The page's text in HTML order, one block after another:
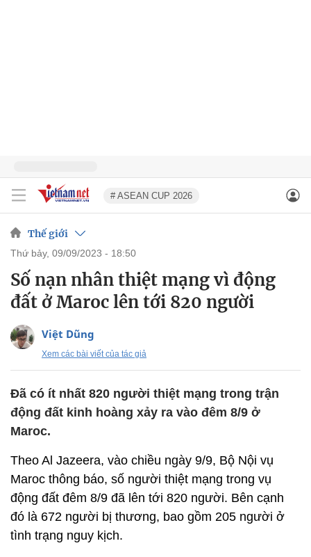
# ASEAN CUP 2026
Thế giới
thứ bảy, 09/09/2023 - 18:50
Số nạn nhân thiệt mạng vì động
đất ở Maroc lên tới 820 người
Việt Dũng
Xem các bài viết của tác giả
Đã có ít nhất 820 người thiệt mạng trong trận
động đất kinh hoàng xảy ra vào đêm 8/9 ở
Maroc.
Theo Al Jazeera, vào chiều ngày 9/9, Bộ Nội vụ
Maroc thông báo, số người thiệt mạng trong vụ
động đất đêm 8/9 đã lên tới 820 người. Bên cạnh
đó là 672 người bị thương, bao gồm 205 người ở
tình trạng nguy kịch.